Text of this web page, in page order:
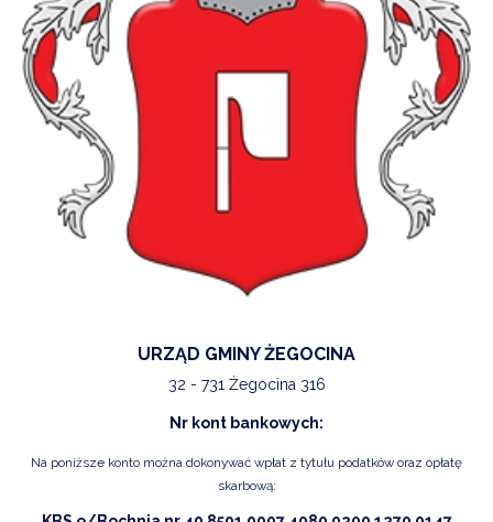
URZĄD GMINY ŻEGOCINA
32 - 731 Żegocina 316
Nr kont bankowych:
Na poniższe konto można dokonywać wpłat z tytułu podatków oraz opłatę
skarbową: